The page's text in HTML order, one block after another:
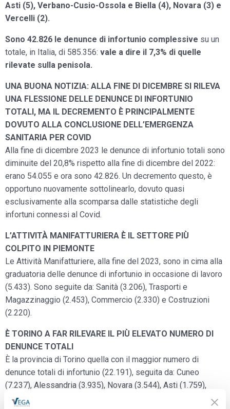
Asti (5), Verbano-Cusio-Ossola e Biella (4), Novara (3) e
Vercelli (2).
Sono 42.826 le denunce di infortunio complessive su un
totale, in Italia, di 585.356: vale a dire il 7,3% di quelle
rilevate sulla penisola.
UNA BUONA NOTIZIA: ALLA FINE DI DICEMBRE SI RILEVA
UNA FLESSIONE DELLE DENUNCE DI INFORTUNIO
TOTALI, MA IL DECREMENTO È PRINCIPALMENTE
DOVUTO ALLA CONCLUSIONE DELL’EMERGENZA
SANITARIA PER COVID
Alla fine di dicembre 2023 le denunce di infortunio totali sono
diminuite del 20,8% rispetto alla fine di dicembre del 2022:
erano 54.055 e ora sono 42.826. Un decremento questo, è
opportuno nuovamente sottolinearlo, dovuto quasi
esclusivamente alla scomparsa dalle statistiche degli
infortuni connessi al Covid.
L’ATTIVITÀ MANIFATTURIERA È IL SETTORE PIÙ
COLPITO IN PIEMONTE
Le Attività Manifatturiere, alla fine del 2023, sono in cima alla
graduatoria delle denunce di infortunio in occasione di lavoro
(5.433). Sono seguite da: Sanità (3.206), Trasporti e
Magazzinaggio (2.453), Commercio (2.330) e Costruzioni
(2.220).
È TORINO A FAR RILEVARE IL PIÙ ELEVATO NUMERO DI
DENUNCE TOTALI
È la provincia di Torino quella con il maggior numero di
denunce totali di infortunio (22.191), seguita da: Cuneo
(7.237), Alessandria (3.935), Novara (3.544), Asti (1.759),
Vercelli (1.726), Verbano-Cusio-Ossola (1.302) e Biella